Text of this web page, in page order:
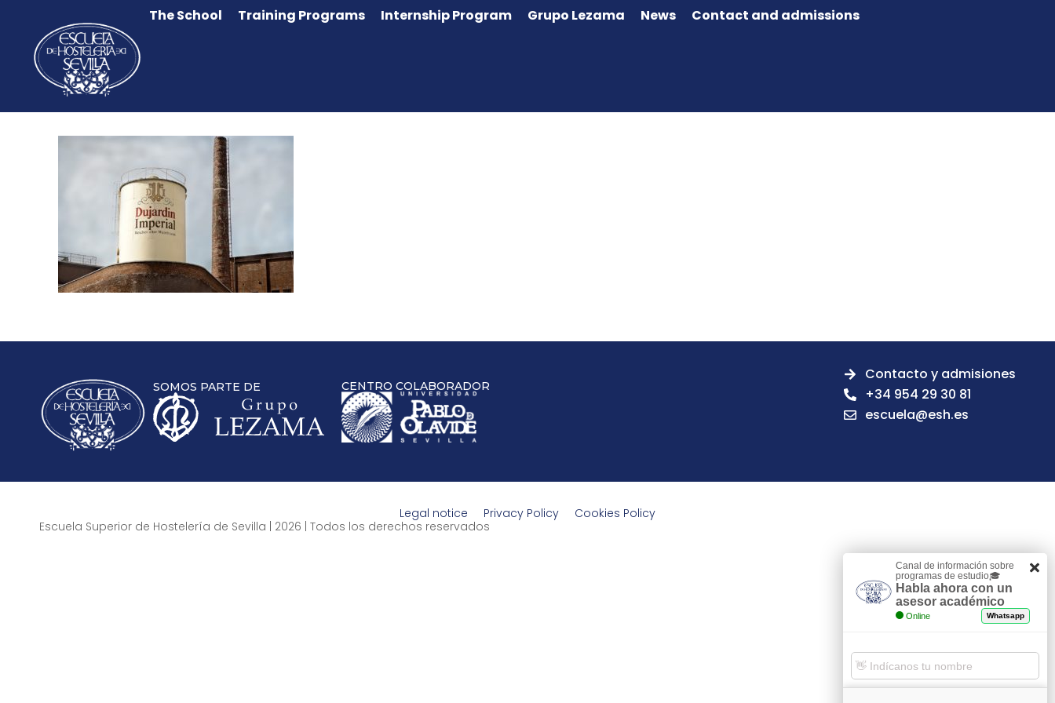
The School Training Programs Internship Program Grupo Lezama News Contact and admissions
SOMOS PARTE DE CENTRO COLABORADOR
Contacto y admisiones
+34 954 29 30 81
escuela@esh.es
Legal notice Privacy Policy
Cookies Policy
Escuela Superior de Hostelería de Sevilla | 2026 | Todos los derechos reservados
Canal de información sobre
programas de estudio🎓
Habla ahora con un
asesor académico
Online Whatsapp